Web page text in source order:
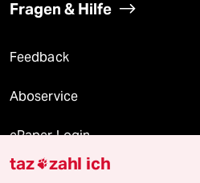
Fragen & Hilfe
Feedback
Aboservice
ePaper Login
Downloads für Abonnierende
taz zahl ich